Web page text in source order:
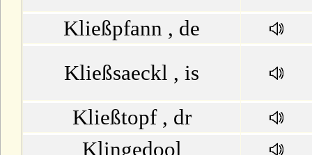
Kließpfann , de
Kließsaeckl , is
Kließtopf , dr
Klingedool